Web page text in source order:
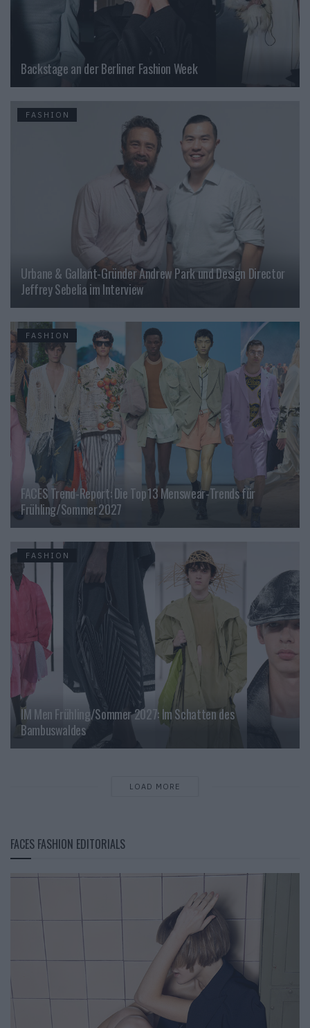
Backstage an der Berliner Fashion Week
FASHION
Urbane & Gallant-Gründer Andrew Park und Design Director
Jeffrey Sebelia im Interview
FASHION
FACES Trend-Report: Die Top 13 Menswear-Trends für
Frühling/Sommer 2027
FASHION
IM Men Frühling/Sommer 2027: Im Schatten des
Bambuswaldes
LOAD MORE
FACES FASHION EDITORIALS